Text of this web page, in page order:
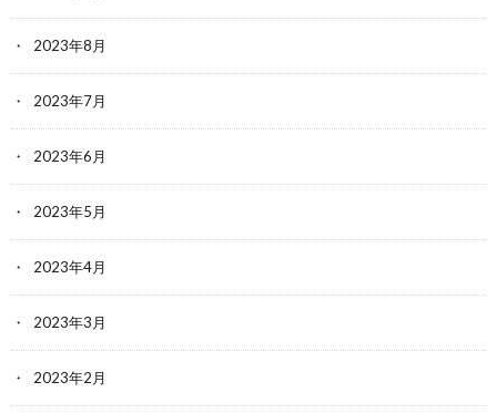
2023年8月
2023年7月
2023年6月
2023年5月
2023年4月
2023年3月
2023年2月